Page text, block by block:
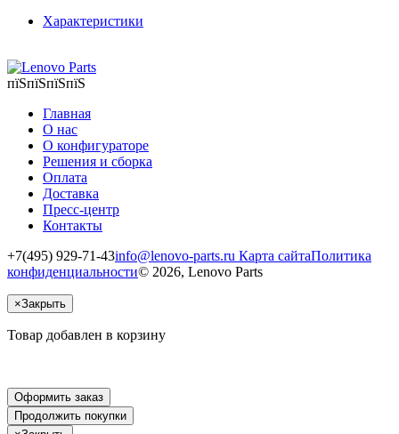
Характеристики
пїЅпїЅпїЅпїЅ
Главная
О нас
О конфигураторе
Решения и сборка
Оплата
Доставка
Пресс-центр
Контакты
+7(495) 929-71-43info@lenovo-parts.ru Карта сайтаПолитика
конфиденциальности© 2026, Lenovo Parts
×Закрыть
Товар добавлен в корзину
Оформить заказ
Продолжить покупки